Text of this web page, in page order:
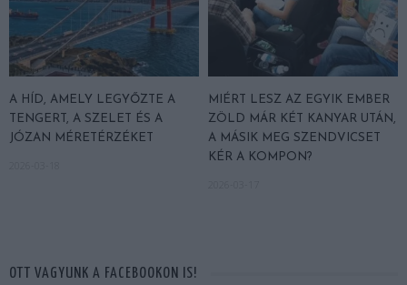
A HÍD, AMELY LEGYŐZTE A
TENGERT, A SZELET ÉS A
JÓZAN MÉRETÉRZÉKET
MIÉRT LESZ AZ EGYIK EMBER
ZÖLD MÁR KÉT KANYAR UTÁN,
A MÁSIK MEG SZENDVICSET
KÉR A KOMPON?
OTT VAGYUNK A FACEBOOKON IS!